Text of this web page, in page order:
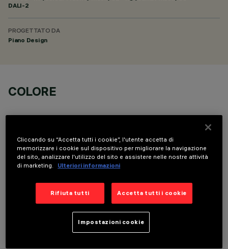
DALI-2
PROGETTATO DA
Piano Design
COLORE
COMPONENTI OPZIONALI
Cliccando su “Accetta tutti i cookie”, l'utente accetta di
memorizzare i cookie sul dispositivo per migliorare la navigazione
del sito, analizzare l'utilizzo del sito e assistere nelle nostre attività
di marketing.
Ulteriori informazioni
Rifiuta tutti Accetta tutti i cookie
Impostazioni cookie